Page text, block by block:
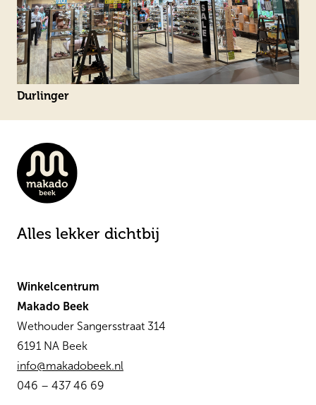
Durlinger
Alles lekker dichtbij
Winkelcentrum
Makado Beek
Wethouder Sangersstraat 314
6191 NA Beek
info@makadobeek.nl
046 – 437 46 69